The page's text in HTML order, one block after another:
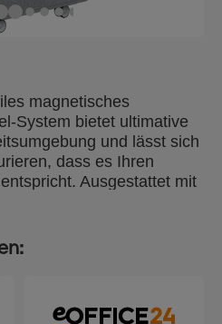
magnetisches
System bietet ultimative
und lässt sich
dass es Ihren
Ausgestattet mit
2 abnehmbaren
Notiztafeln, die sicher
Projekten und Ideen zur